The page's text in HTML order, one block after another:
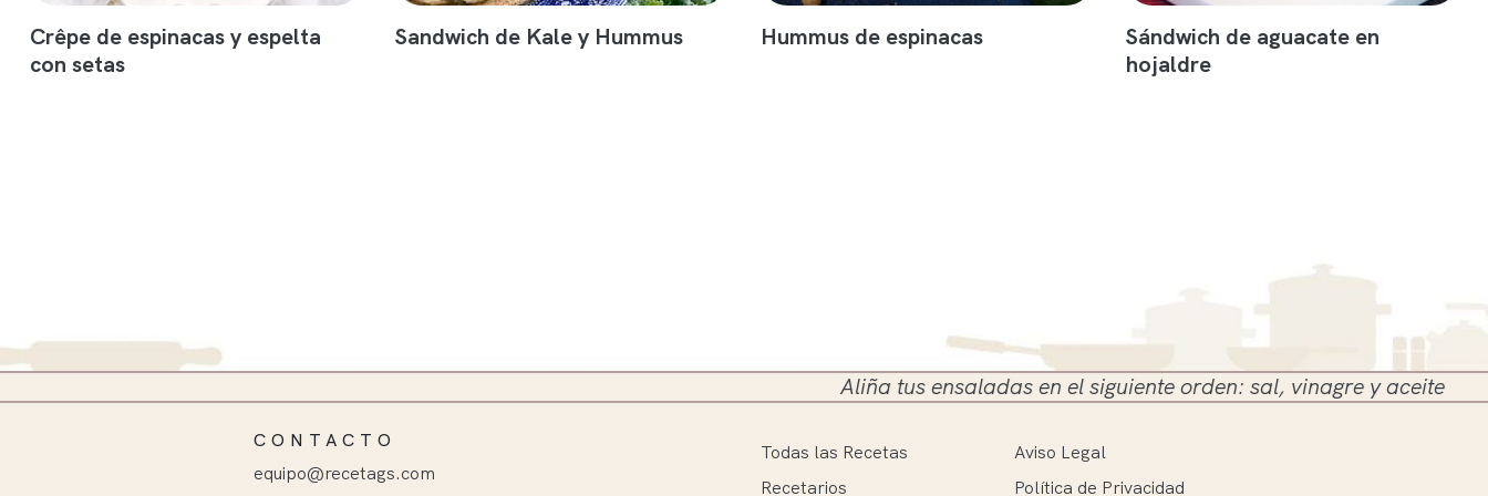
Crêpe de espinacas y espelta
con setas
Sandwich de Kale y Hummus Hummus de espinacas
Sándwich de aguacate en
hojaldre
Aliña tus ensaladas en el siguiente orden: sal, vinagre y aceite
CONTACTO
equipo@recetags.com
Todas las Recetas
Recetarios
Aviso Legal
Política de Privacidad